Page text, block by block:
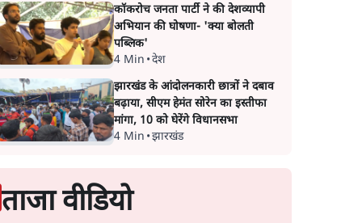
कॉकरोच जनता पार्टी ने की देशव्यापी
अभियान की घोषणा- 'क्या बोलती
पब्लिक'
4 Min •देश
झारखंड के आंदोलनकारी छात्रों ने दबाव
बढ़ाया, सीएम हेमंत सोरेन का इस्तीफा
मांगा, 10 को घेरेंगे विधानसभा
4 Min •झारखंड
ताजा वीडियो